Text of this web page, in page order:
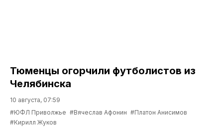
Тюменцы огорчили футболистов из
Челябинска
10 августа, 07:59
#ЮФЛ Приволжье #Вячеслав Афонин #Платон Анисимов
#Кирилл Жуков